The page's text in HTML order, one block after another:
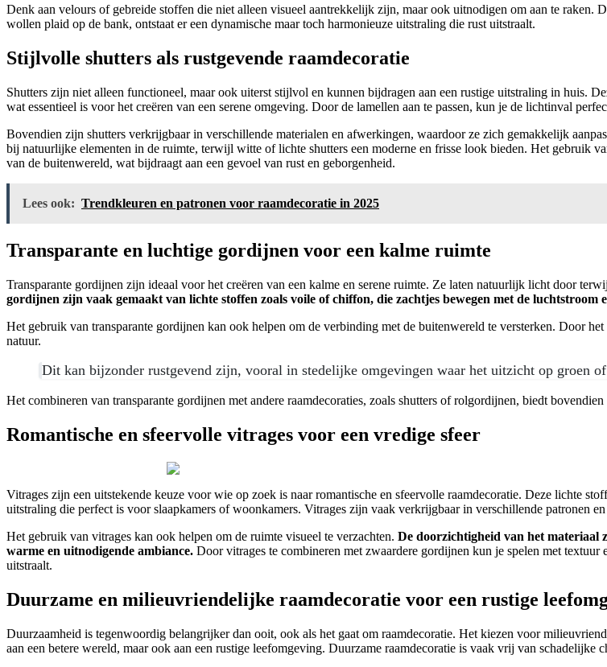
Denk aan velours of gebreide stoffen die niet alleen visueel aantrekkelijk zijn, maar ook uitnodigen om aan te raken.
wollen plaid op de bank, ontstaat er een dynamische maar toch harmonieuze uitstraling die rust uitstraalt.
Stijlvolle shutters als rustgevende raamdecoratie
Shutters zijn niet alleen functioneel, maar ook uiterst stijlvol en kunnen bijdragen aan een rustige uitstraling in huis.
wat essentieel is voor het creëren van een serene omgeving. Door de lamellen aan te passen, kun je de lichtinval
Bovendien zijn shutters verkrijgbaar in verschillende materialen en afwerkingen, waardoor ze zich gemakkelijk
bij natuurlijke elementen in de ruimte, terwijl witte of lichte shutters een moderne en frisse look bieden. Het gebruik
van de buitenwereld, wat bijdraagt aan een gevoel van rust en geborgenheid.
Lees ook: Trendkleuren en patronen voor raamdecoratie in 2025
Transparante en luchtige gordijnen voor een kalme ruimte
Transparante gordijnen zijn ideaal voor het creëren van een kalme en serene ruimte. Ze laten natuurlijk licht door
gordijnen zijn vaak gemaakt van lichte stoffen zoals voile of chiffon, die zachtjes bewegen met de luchtstroom
Het gebruik van transparante gordijnen kan ook helpen om de verbinding met de buitenwereld te versterken. Door
natuur.
Dit kan bijzonder rustgevend zijn, vooral in stedelijke omgevingen waar het uitzicht op groen
Het combineren van transparante gordijnen met andere raamdecoraties, zoals shutters of rolgordijnen, biedt
Romantische en sfeervolle vitrages voor een vredige sfeer
Vitrages zijn een uitstekende keuze voor wie op zoek is naar romantische en sfeervolle raamdecoratie. Deze lichte
uitstraling die perfect is voor slaapkamers of woonkamers. Vitrages zijn vaak verkrijgbaar in verschillende patronen
Het gebruik van vitrages kan ook helpen om de ruimte visueel te verzachten. De doorzichtigheid van het materiaal
warme en uitnodigende ambiance. Door vitrages te combineren met zwaardere gordijnen kun je spelen met
uitstraalt.
Duurzame en milieuvriendelijke raamdecoratie voor een rustige
Duurzaamheid is tegenwoordig belangrijker dan ooit, ook als het gaat om raamdecoratie. Het kiezen voor
aan een betere wereld, maar ook aan een rustige leefomgeving. Duurzame raamdecoratie is vaak vrij van schadelijke